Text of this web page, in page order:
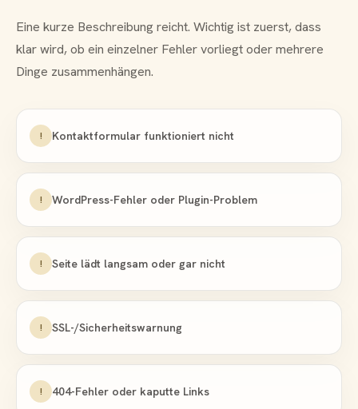
Eine kurze Beschreibung reicht. Wichtig ist zuerst, dass
klar wird, ob ein einzelner Fehler vorliegt oder mehrere
Dinge zusammenhängen.
! Kontaktformular funktioniert nicht
! WordPress-Fehler oder Plugin-Problem
! Seite lädt langsam oder gar nicht
! SSL-/Sicherheitswarnung
! 404-Fehler oder kaputte Links